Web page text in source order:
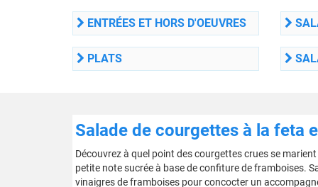
ENTRÉES ET HORS D'OEUVRES
PLATS
Salade de courgettes à la feta
Découvrez à quel point des courgettes crues se
petite note sucrée à base de confiture de framboises.
vinaigres de framboises pour concocter un